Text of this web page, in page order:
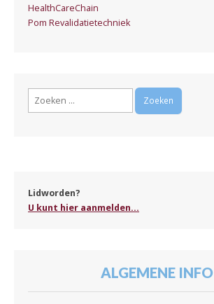
HealthCareChain
Pom Revalidatietechniek
Zoeken
Lidworden?
U kunt hier aanmelden...
ALGEMENE INFO